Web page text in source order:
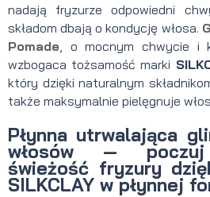
nadają fryzurze odpowiedni
składom dbają o kondycję włosa.
Pomade , o mocnym chwycie i
wzbogaca tożsamość marki
który dzięki naturalnym
także maksymalnie pielęgnuje
Płynna utrwalająca
włosów — poczuj
świeżość fryzury
SILKCLAY w płynnej